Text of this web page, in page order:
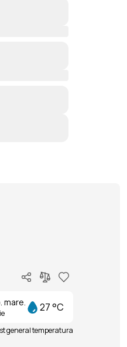
mare. 27 °C
general temperatura